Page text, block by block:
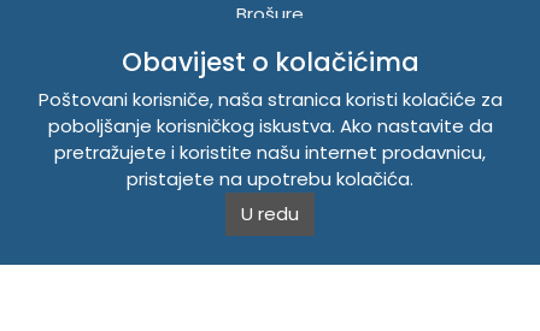
Brošure
INFORMACIJE
Politika o kolačićima
Uslovi korištenja
Politika privatnosti
Obavijest o kolačićima
Poštovani korisniče, naša stranica koristi kolačiće za
poboljšanje korisničkog iskustva. Ako nastavite da
pretražujete i koristite našu internet prodavnicu,
pristajete na upotrebu kolačića.
U redu